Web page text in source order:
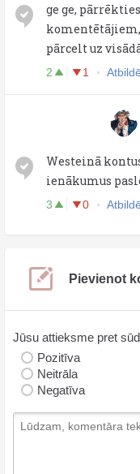
ge ge,
pārcelt uz
2 1
Westeinā
ienākumus
3 0
Pievienot
Jūsu attieksme pret
Pozitīva
Neitrāla
Negatīva